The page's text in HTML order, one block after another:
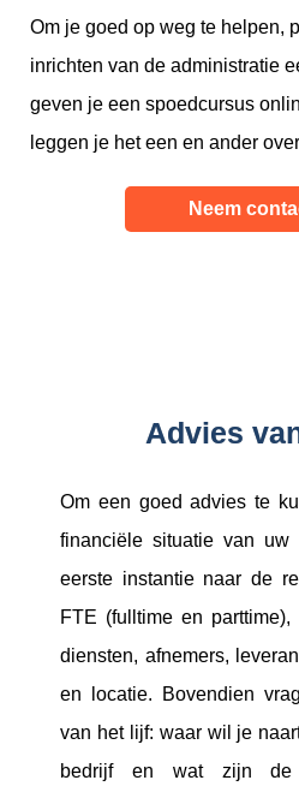
Om je goed op weg te helpen,
inrichten van de administratie
geven je een spoedcursus
leggen je het een en ander
Neem
Advies
Om een goed advies te
financiële situatie van
eerste instantie naar de
FTE (fulltime en
diensten, afnemers,
en locatie. Bovendien
van het lijf: waar wil je
bedrijf en wat zijn de